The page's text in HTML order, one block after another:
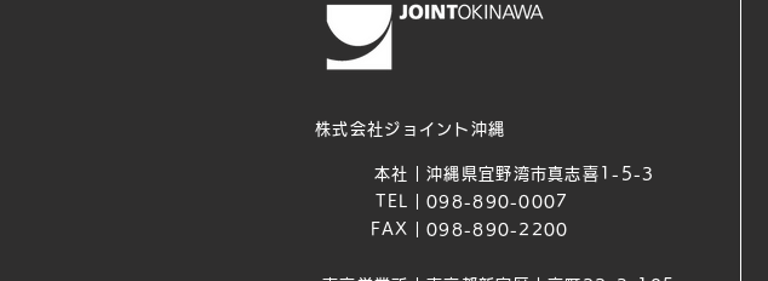
株式会社ジョイント沖縄
本社｜
TEL｜
FAX｜
沖縄県宜野湾市真志喜1-5-3
098-890-0007
098-890-2200